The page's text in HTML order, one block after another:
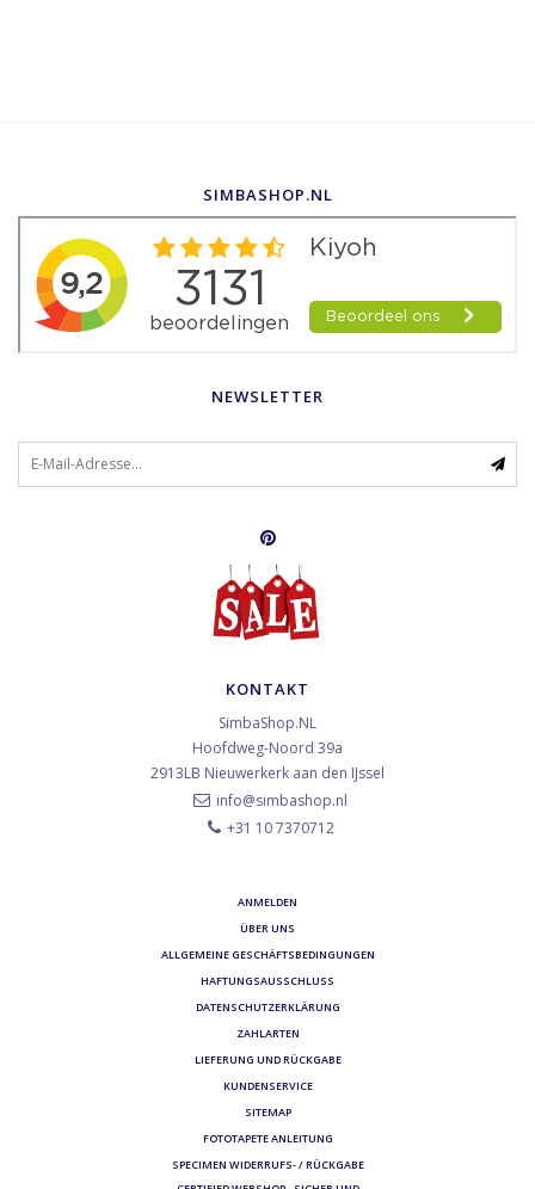
SIMBASHOP.NL
NEWSLETTER
KONTAKT
SimbaShop.NL
Hoofdweg-Noord 39a
2913LB Nieuwerkerk aan den IJssel
info@simbashop.nl
+31 10 7370712
ANMELDEN
ÜBER UNS
ALLGEMEINE GESCHÄFTSBEDINGUNGEN
HAFTUNGSAUSSCHLUSS
DATENSCHUTZERKLÄRUNG
ZAHLARTEN
LIEFERUNG UND RÜCKGABE
KUNDENSERVICE
SITEMAP
FOTOTAPETE ANLEITUNG
SPECIMEN WIDERRUFS- / RÜCKGABE